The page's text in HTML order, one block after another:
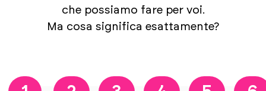
che possiamo fare per voi.
Ma cosa significa esattamente?